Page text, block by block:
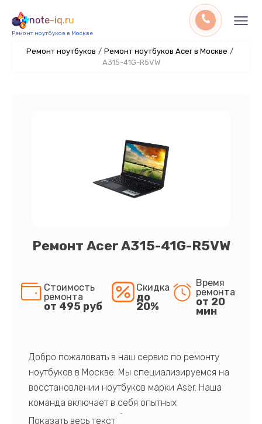
note-iq.ru
Ремонт ноутбуков в Москве
Ремонт ноутбуков / Ремонт ноутбуков Acer в Москве /
A315-41G-R5VW
Ремонт Acer A315-41G-R5VW
Стоимость
ремонта
от 495 руб
Скидка
до
20%
Время
ремонта
от 20
мин
Добро пожаловать в наш сервис по ремонту
ноутбуков в Москве. Мы специализируемся на
восстановлении ноутбуков марки Aser. Наша
команда включает в себя опытных
профессионалов с обширными знаниями и